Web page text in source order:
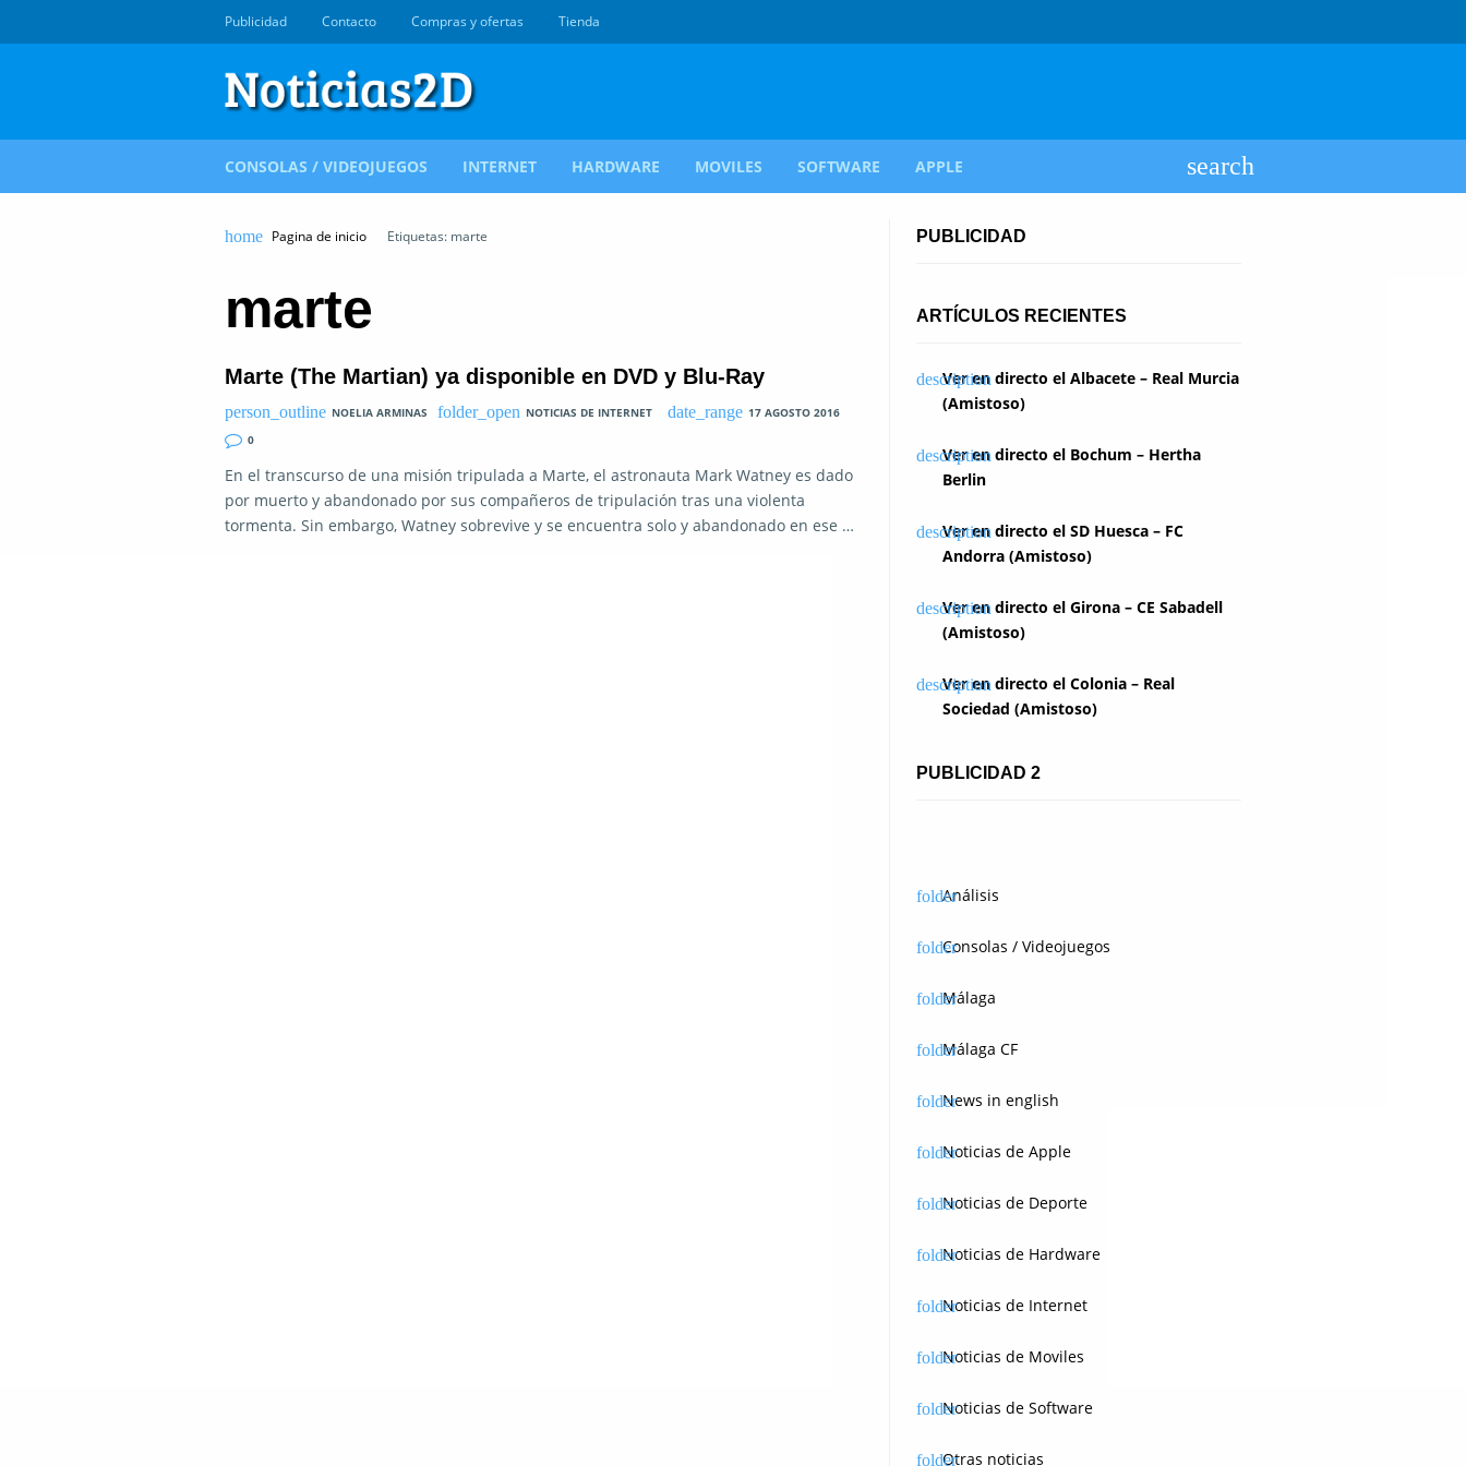
Publicidad Contacto Compras y ofertas Tienda
CONSOLAS / VIDEOJUEGOS INTERNET HARDWARE MOVILES SOFTWARE APPLE
Pagina de inicio Etiquetas: marte
marte
Marte (The Martian) ya disponible en DVD y Blu-Ray
NOELIA ARMINAS NOTICIAS DE INTERNET
17 AGOSTO 2016
0
En el transcurso de una misión tripulada a Marte, el astronauta Mark Watney es dado
por muerto y abandonado por sus compañeros de tripulación tras una violenta
tormenta. Sin embargo, Watney sobrevive y se encuentra solo y abandonado en ese …
PUBLICIDAD
ARTÍCULOS RECIENTES
Ver en directo el Albacete – Real Murcia
(Amistoso)
Ver en directo el Bochum – Hertha
Berlin
Ver en directo el SD Huesca – FC
Andorra (Amistoso)
Ver en directo el Girona – CE Sabadell
(Amistoso)
Ver en directo el Colonia – Real
Sociedad (Amistoso)
PUBLICIDAD 2
Análisis
Consolas / Videojuegos
Málaga
Málaga CF
News in english
Noticias de Apple
Noticias de Deporte
Noticias de Hardware
Noticias de Internet
Noticias de Moviles
Noticias de Software
Otras noticias